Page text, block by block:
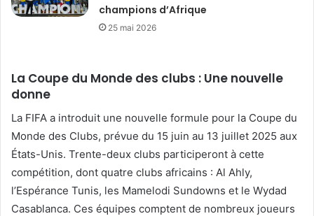
champions d’Afrique
25 mai 2026
La Coupe du Monde des clubs : Une nouvelle
donne
La FIFA a introduit une nouvelle formule pour la Coupe du
Monde des Clubs, prévue du 15 juin au 13 juillet 2025 aux
États-Unis. Trente-deux clubs participeront à cette
compétition, dont quatre clubs africains : Al Ahly,
l’Espérance Tunis, les Mamelodi Sundowns et le Wydad
Casablanca. Ces équipes comptent de nombreux joueurs